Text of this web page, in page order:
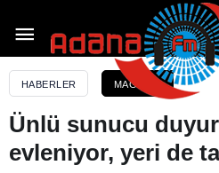
HABERLER MAGAZIN
Ünlü sunucu
evleniyor, yeri de
Ünlü sunucu duyurdu: Sibel
tarihi de belli